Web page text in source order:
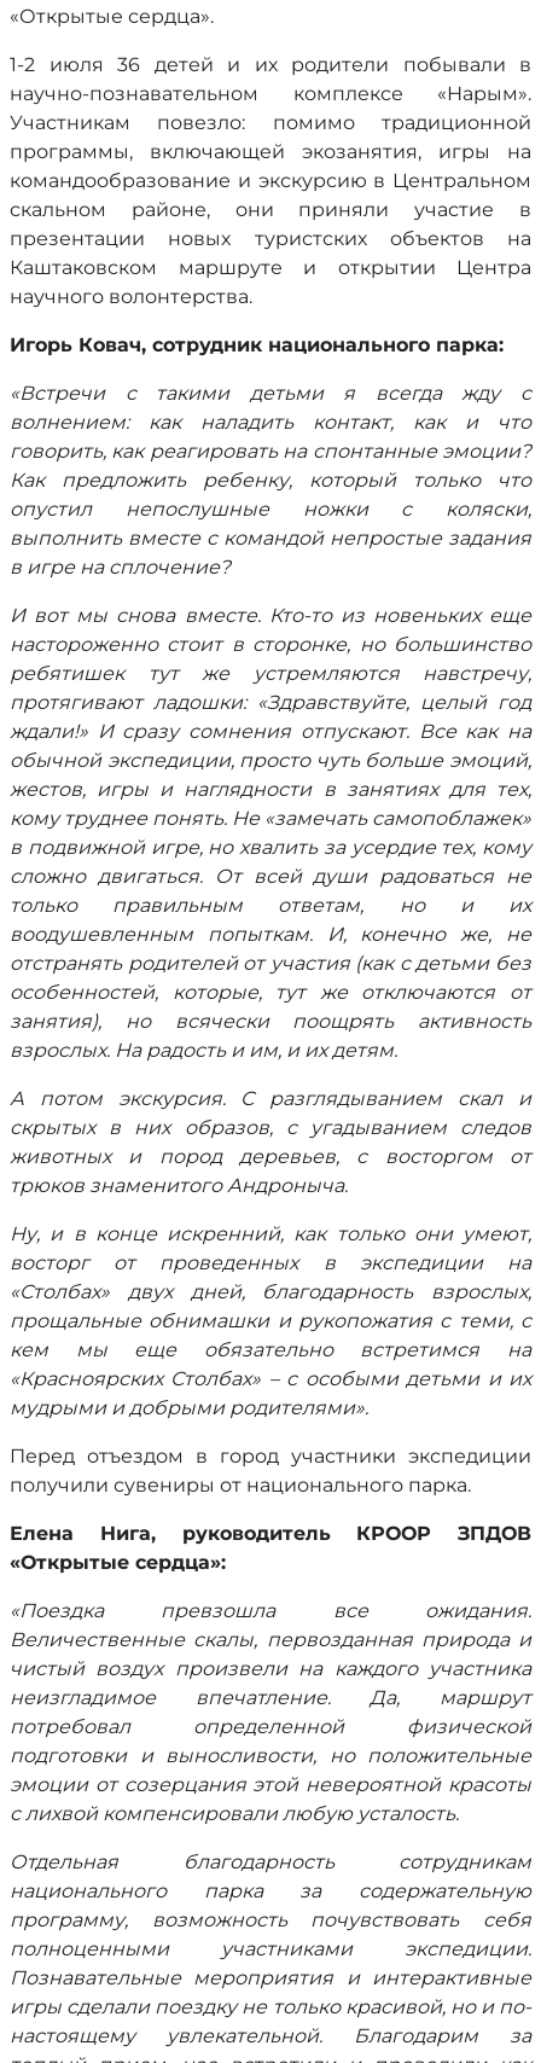
«Открытые сердца».
1-2 июля 36 детей и их родители побывали в
научно-познавательном комплексе «Нарым».
Участникам повезло: помимо традиционной
программы, включающей экозанятия, игры на
командообразование и экскурсию в Центральном
скальном районе, они приняли участие в
презентации новых туристских объектов на
Каштаковском маршруте и открытии Центра
научного волонтерства.
Игорь Ковач, сотрудник национального парка:
«Встречи с такими детьми я всегда жду с
волнением: как наладить контакт, как и что
говорить, как реагировать на спонтанные эмоции?
Как предложить ребенку, который только что
опустил непослушные ножки с коляски,
выполнить вместе с командой непростые задания
в игре на сплочение?
И вот мы снова вместе. Кто-то из новеньких еще
настороженно стоит в сторонке, но большинство
ребятишек тут же устремляются навстречу,
протягивают ладошки: «Здравствуйте, целый год
ждали!» И сразу сомнения отпускают. Все как на
обычной экспедиции, просто чуть больше эмоций,
жестов, игры и наглядности в занятиях для тех,
кому труднее понять. Не «замечать самопоблажек»
в подвижной игре, но хвалить за усердие тех, кому
сложно двигаться. От всей души радоваться не
только правильным ответам, но и их
воодушевленным попыткам. И, конечно же, не
отстранять родителей от участия (как с детьми без
особенностей, которые, тут же отключаются от
занятия), но всячески поощрять активность
взрослых. На радость и им, и их детям.
А потом экскурсия. С разглядыванием скал и
скрытых в них образов, с угадыванием следов
животных и пород деревьев, с восторгом от
трюков знаменитого Андроныча.
Ну, и в конце искренний, как только они умеют,
восторг от проведенных в экспедиции на
«Столбах» двух дней, благодарность взрослых,
прощальные обнимашки и рукопожатия с теми, с
кем мы еще обязательно встретимся на
«Красноярских Столбах» – с особыми детьми и их
мудрыми и добрыми родителями».
Перед отъездом в город участники экспедиции
получили сувениры от национального парка.
Елена Нига, руководитель КРООР ЗПДОВ
«Открытые сердца»:
«Поездка превзошла все ожидания.
Величественные скалы, первозданная природа и
чистый воздух произвели на каждого участника
неизгладимое впечатление. Да, маршрут
потребовал определенной физической
подготовки и выносливости, но положительные
эмоции от созерцания этой невероятной красоты
с лихвой компенсировали любую усталость.
Отдельная благодарность сотрудникам
национального парка за содержательную
программу, возможность почувствовать себя
полноценными участниками экспедиции.
Познавательные мероприятия и интерактивные
игры сделали поездку не только красивой, но и по-
настоящему увлекательной. Благодарим за